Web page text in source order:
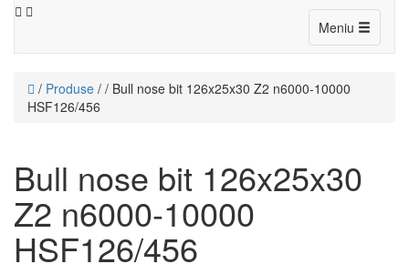
Meniu Toggle
/ Produse / / Bull nose bit 126x25x30 Z2 n6000-10000
HSF126/456
Bull nose bit 126x25x30
Z2 n6000-10000
HSF126/456